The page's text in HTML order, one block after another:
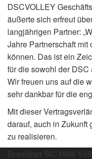
DSCVOLLEY
äußerte sich erfreut
langjährigen Partner:
Jahre Partnerschaft mit
können. Das ist ein
für die sowohl der
Wir freuen uns auf die
sehr dankbar für die
Mit dieser
darauf, auch in Zukunft
zu realisieren.